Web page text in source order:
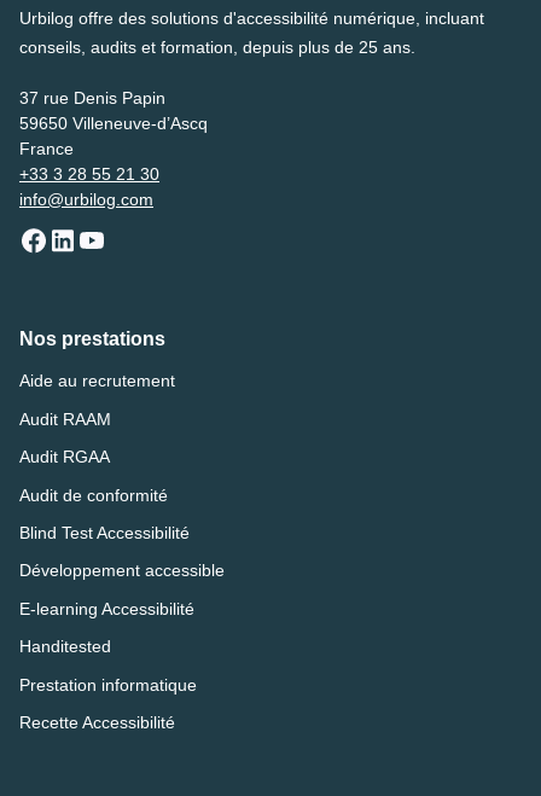
Urbilog offre des solutions d'accessibilité numérique, incluant
conseils, audits et formation, depuis plus de 25 ans.
37 rue Denis Papin
59650 Villeneuve-d’Ascq
France
+33 3 28 55 21 30
info@urbilog.com
Nos prestations
Aide au recrutement
Audit RAAM
Audit RGAA
Audit de conformité
Blind Test Accessibilité
Développement accessible
E-learning Accessibilité
Handitested
Prestation informatique
Recette Accessibilité